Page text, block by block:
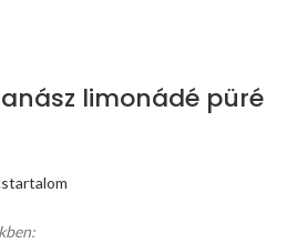
limonádé püré